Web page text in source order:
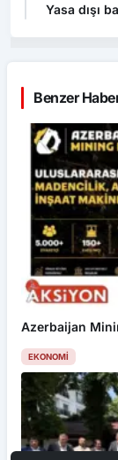
Yasa dışı
Benzer
Azerbaijan
EKONOMI